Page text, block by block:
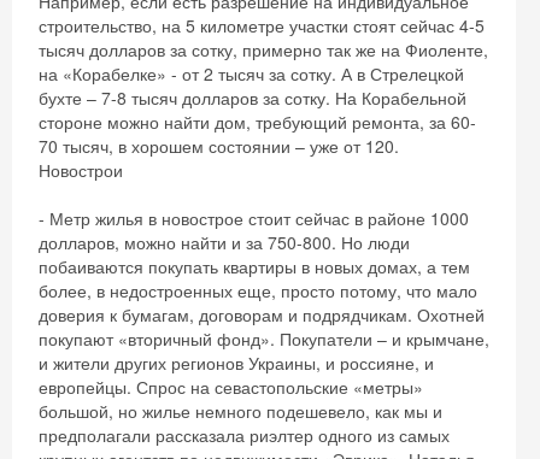
строительство, на 5 километре участки стоят сейчас 4-5
тысяч долларов за сотку, примерно так же на Фиоленте,
на «Корабелке» - от 2 тысяч за сотку. А в Стрелецкой
бухте – 7-8 тысяч долларов за сотку. На Корабельной
стороне можно найти дом, требующий ремонта, за 60-
70 тысяч, в хорошем состоянии – уже от 120.
Новострои
- Метр жилья в новострое стоит сейчас в районе 1000
долларов, можно найти и за 750-800. Но люди
побаиваются покупать квартиры в новых домах, а тем
более, в недостроенных еще, просто потому, что мало
доверия к бумагам, договорам и подрядчикам. Охотней
покупают «вторичный фонд». Покупатели – и крымчане,
и жители других регионов Украины, и россияне, и
европейцы. Спрос на севастопольские «метры»
большой, но жилье немного подешевело, как мы и
предполагали рассказала риэлтер одного из самых
Скидка −5%
Хочешь дешевле? Оставь почту и получи
промокод на первое бронирование!